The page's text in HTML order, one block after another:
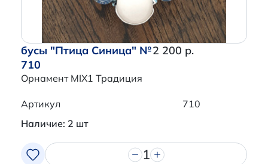
бусы "Птица Синица" №
710
Орнамент MIX1 Традиция
2 200 р.
Артикул
710
Наличие: 2 шт
1